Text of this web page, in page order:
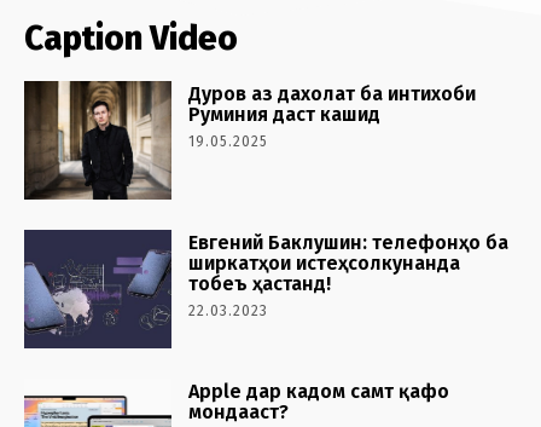
Caption Video
Дуров аз дахолат ба интихоби
Руминия даст кашид
19.05.2025
Евгений Баклушин: телефонҳо ба
ширкатҳои истеҳсолкунанда
тобеъ ҳастанд!
22.03.2023
Apple дар кадом самт қафо
мондааст?